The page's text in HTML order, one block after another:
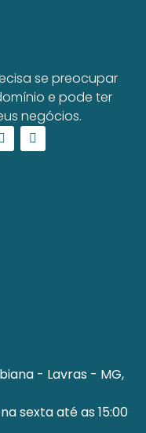
se preocupar
e pode ter
negócios.
- Lavras - MG,
na sexta até as 15:00